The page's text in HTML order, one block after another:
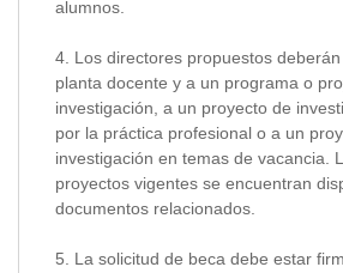
alumnos.
4. Los directores propuestos
planta docente y a un programa o
investigación, a un proyecto de
por la práctica profesional o a un
investigación en temas de vacancia.
proyectos vigentes se encuentran
documentos relacionados.
5. La solicitud de beca debe estar